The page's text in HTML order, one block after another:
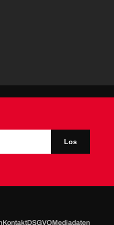
Los
KontaktDSGVOMediadaten